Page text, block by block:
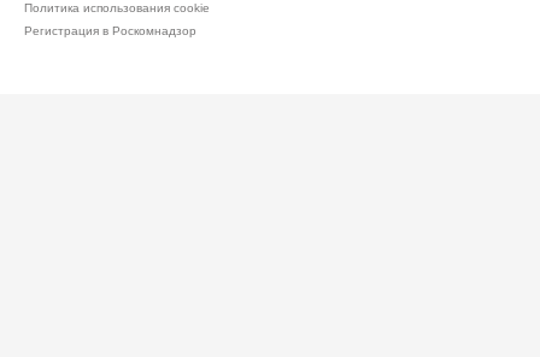
Политика использования cookie
Регистрация в Роскомнадзор